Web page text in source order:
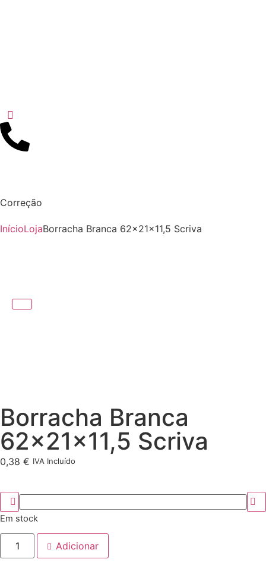
Correção
InícioLojaBorracha Branca 62x21x11,5 Scriva
Borracha Branca
62x21x11,5 Scriva
0,38 € IVA Incluído
Em stock
Adicionar